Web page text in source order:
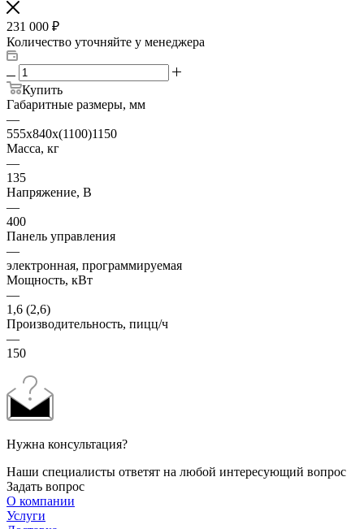
231 000 ₽
Количество уточняйте у менеджера
Купить
Габаритные размеры, мм
—
555х840х(1100)1150
Масса, кг
—
135
Напряжение, В
—
400
Панель управления
—
электронная, программируемая
Мощность, кВт
—
1,6 (2,6)
Производительность, пицц/ч
—
150
Нужна консультация?
Наши специалисты ответят на любой интересующий вопрос
Задать вопрос
О компании
Услуги